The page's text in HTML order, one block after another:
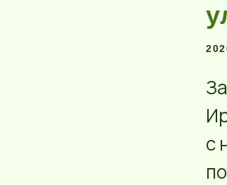
с